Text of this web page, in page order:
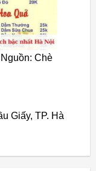
Chè
Giấy, TP. Hà